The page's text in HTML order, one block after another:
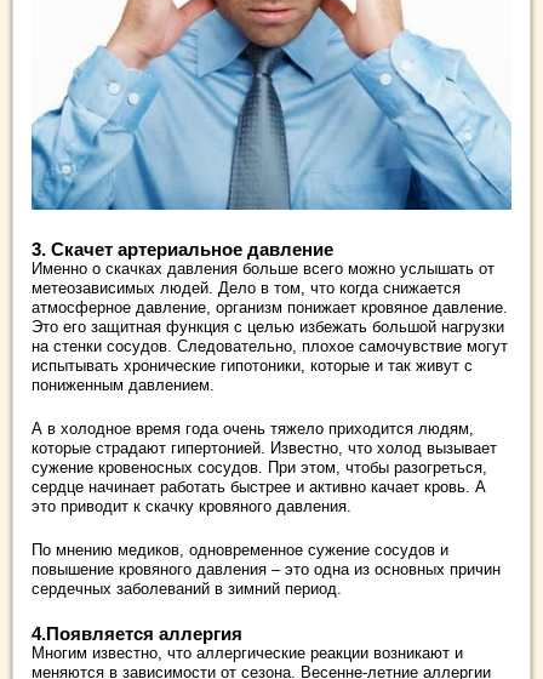
3. Скачет артериальное давление
Именно о скачках давления больше всего можно услышать от
метеозависимых людей. Дело в том, что когда снижается
атмосферное давление, организм понижает кровяное давление.
Это его защитная функция с целью избежать большой нагрузки
на стенки сосудов. Следовательно, плохое самочувствие могут
испытывать хронические гипотоники, которые и так живут с
пониженным давлением.
А в холодное время года очень тяжело приходится людям,
которые страдают гипертонией. Известно, что холод вызывает
сужение кровеносных сосудов. При этом, чтобы разогреться,
сердце начинает работать быстрее и активно качает кровь. А
это приводит к скачку кровяного давления.
По мнению медиков, одновременное сужение сосудов и
повышение кровяного давления – это одна из основных причин
сердечных заболеваний в зимний период.
4.Появляется аллергия
Многим известно, что аллергические реакции возникают и
меняются в зависимости от сезона. Весенне-летние аллергии